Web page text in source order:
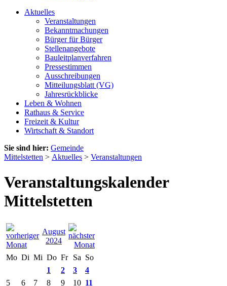
Aktuelles
Veranstaltungen
Bekanntmachungen
Bürger für Bürger
Stellenangebote
Bauleitplanverfahren
Pressestimmen
Ausschreibungen
Mitteilungsblatt (VG)
Jahresrückblicke
Leben & Wohnen
Rathaus & Service
Freizeit & Kultur
Wirtschaft & Standort
Sie sind hier: Gemeinde
Mittelstetten > Aktuelles > Veranstaltungen
Veranstaltungskalender
Mittelstetten
August
2024
Mo Di Mi Do Fr Sa So
1
2 3
4
5
6 7 8 9 10 11